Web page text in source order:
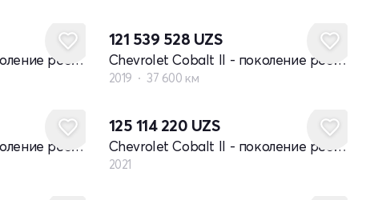
Chevrolet Cobalt II - поколение рестайлинг
121 539 528 UZS
Chevrolet Cobalt II - поколение рестайлинг
2019 37 600 км
Chevrolet Cobalt II - поколение рестайлинг
125 114 220 UZS
Chevrolet Cobalt II - поколение рестайлинг
2021